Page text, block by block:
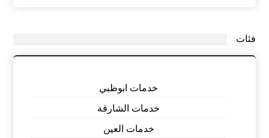
فئات
خدمات ابوظبي
خدمات الشارقة
خدمات العين